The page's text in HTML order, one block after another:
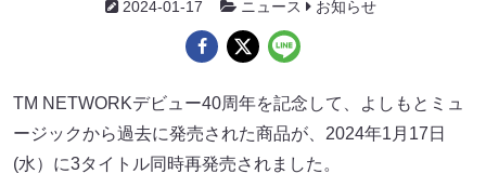
2024-01-17 ニュース お知らせ
TM NETWORKデビュー40周年を記念して、よしもとミュ
ージックから過去に発売された商品が、2024年1月17日
(水）に3タイトル同時再発売されました。